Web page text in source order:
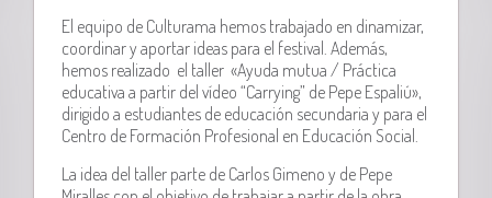
El equipo de Culturama hemos trabajado en dinamizar,
coordinar y aportar ideas para el festival. Además,
hemos realizado el taller «Ayuda mutua / Práctica
educativa a partir del vídeo “Carrying” de Pepe Espaliú»,
dirigido a estudiantes de educación secundaria y para el
Centro de Formación Profesional en Educación Social.
La idea del taller parte de Carlos Gimeno y de Pepe